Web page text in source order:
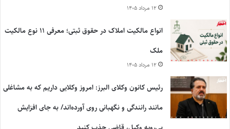
۱۲ مرداد ۱۴۰۵
انواع مالکیت املاک در حقوق ثبتی؛ معرفی ۱۱ نوع مالکیت
ملک
۱۲ مرداد ۱۴۰۵
رئیس کانون وکلای البرز: امروز وکلایی داریم که به مشاغلی
مانند رانندگی و نگهبانی روی آورده‌اند/ به جای افزایش